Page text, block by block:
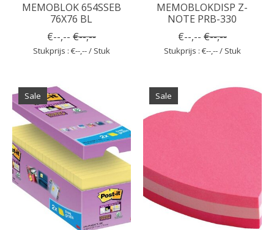
MEMOBLOK 654SSEB
76X76 BL
€--,-- €--,--
Stukprijs : €--,-- / Stuk
MEMOBLOKDISP Z-
NOTE PRB-330
€--,-- €--,--
Stukprijs : €--,-- / Stuk
Sale Sale